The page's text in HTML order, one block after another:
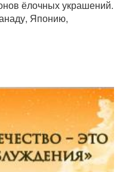
ёлочных украшений.
Японию,